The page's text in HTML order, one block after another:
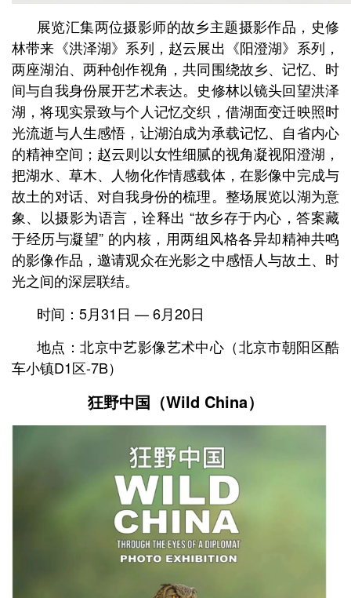
展览汇集两位摄影师的故乡主题摄影作品，史修
林带来《洪泽湖》系列，赵云展出《阳澄湖》系列，
两座湖泊、两种创作视角，共同围绕故乡、记忆、时
间与自我身份展开艺术表达。史修林以镜头回望洪泽
湖，将现实景致与个人记忆交织，借湖面变迁映照时
光流逝与人生感悟，让湖泊成为承载记忆、自省内心
的精神空间；赵云则以女性细腻的视角凝视阳澄湖，
把湖水、草木、人物化作情感载体，在影像中完成与
故土的对话、对自我身份的梳理。整场展览以湖为意
象、以摄影为语言，诠释出 “故乡存于内心，答案藏
于经历与凝望” 的内核，用两组风格各异却精神共鸣
的影像作品，邀请观众在光影之中感悟人与故土、时
光之间的深层联结。
时间：5月31日 — 6月20日
地点：北京中艺影像艺术中心 （北京市朝阳区酷
车小镇D1区-7B）
狂野中国（Wild China）